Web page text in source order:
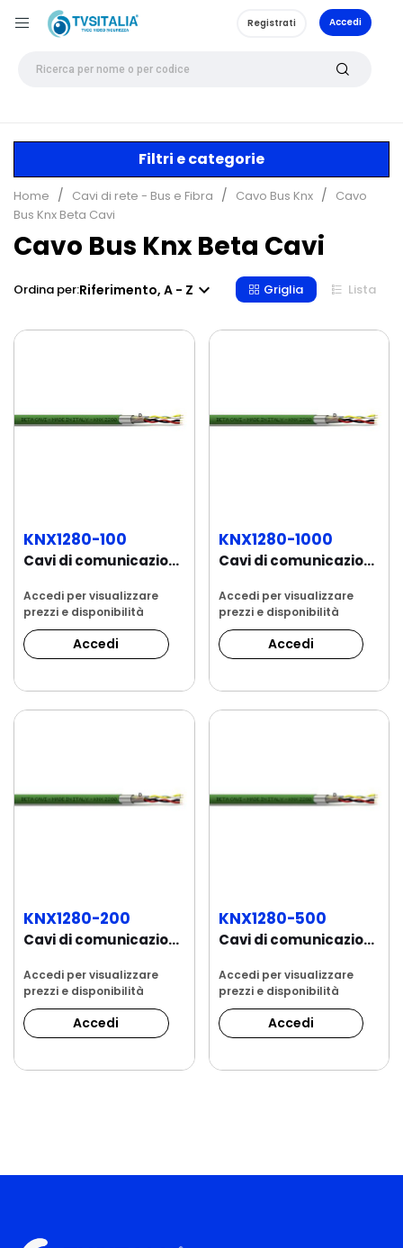
Registrati Accedi
Filtri e categorie
Home Cavi di rete - Bus e Fibra Cavo Bus Knx
Cavo
Bus Knx Beta Cavi
Cavo Bus Knx Beta Cavi
Ordina per:Riferimento, A - Z  Griglia Lista
KNX1280-100
Cavi di comunicazione per sistemi domotici...
Accedi per visualizzare
prezzi e disponibilità
Accedi
KNX1280-1000
Cavi di comunicazione per sistemi domotici...
Accedi per visualizzare
prezzi e disponibilità
Accedi
KNX1280-200
Cavi di comunicazione per sistemi domotici...
Accedi per visualizzare
prezzi e disponibilità
Accedi
KNX1280-500
Cavi di comunicazione per sistemi domotici...
Accedi per visualizzare
prezzi e disponibilità
Accedi